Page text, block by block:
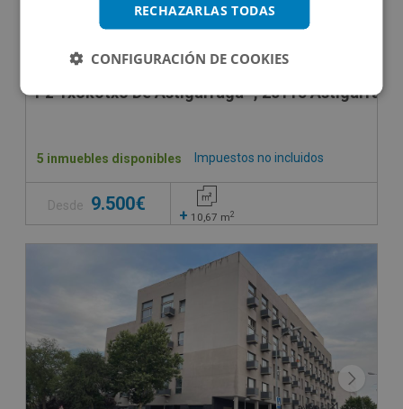
Pz Txokotxo De Astigarraga -, 20115
Impuestos no incluidos
5 inmuebles disponibles
Desde 9.500€
+ 10,67 m2
RECHAZARLAS TODAS
CONFIGURACIÓN DE COOKIES